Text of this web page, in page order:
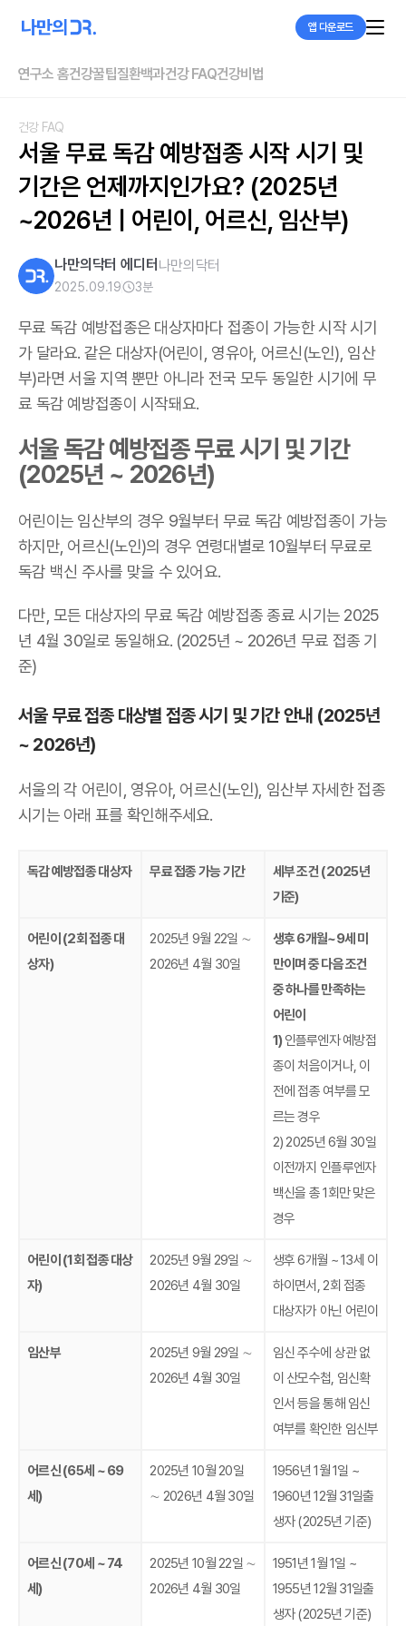
앱 다운로드
연구소 홈건강꿀팁질환백과건강 FAQ건강비법
건강 FAQ
서울 무료 독감 예방접종 시작 시기 및
기간은 언제까지인가요? (2025년
~2026년 | 어린이, 어르신, 임산부)
나만의닥터 에디터 나만의닥터
2025.09.19 3분
무료 독감 예방접종은 대상자마다 접종이 가능한 시작 시기
가 달라요. 같은 대상자(어린이, 영유아, 어르신(노인), 임산
부)라면 서울 지역 뿐만 아니라 전국 모두 동일한 시기에 무
료 독감 예방접종이 시작돼요.
서울 독감 예방접종 무료 시기 및 기간
(2025년 ~ 2026년)
어린이는 임산부의 경우 9월부터 무료 독감 예방접종이 가능
하지만, 어르신(노인)의 경우 연령대별로 10월부터 무료로
독감 백신 주사를 맞을 수 있어요.
다만, 모든 대상자의 무료 독감 예방접종 종료 시기는 2025
년 4월 30일로 동일해요. (2025년 ~ 2026년 무료 접종 기
준)
서울 무료 접종 대상별 접종 시기 및 기간 안내 (2025년
~ 2026년)
서울의 각 어린이, 영유아, 어르신(노인), 임산부 자세한 접종
시기는 아래 표를 확인해주세요.
독감 예방접종 대상자 무료 접종 가능 기간
세부 조건 (2025년
기준)
어린이 (2회 접종 대
상자)
2025년 9월 22일 ∼
2026년 4월 30일
생후 6개월~9세 미
만이며 중 다음 조건
중 하나를 만족하는
어린이
1)인플루엔자 예방접
종이 처음이거나, 이
전에 접종 여부를 모
르는 경우
2) 2025년 6월 30일
이전까지 인플루엔자
백신을 총 1회만 맞은
경우
어린이 (1회 접종 대상
자)
2025년 9월 29일 ∼
2026년 4월 30일
생후 6개월 ~ 13세 이
하이면서, 2회 접종
대상자가 아닌 어린이
임산부
2025년 9월 29일 ∼
2026년 4월 30일
임신 주수에 상관 없
이 산모수첩, 임신확
인서 등을 통해 임신
여부를 확인한 임신부
어르신 (65세 ~ 69
세)
2025년 10월 20일
∼ 2026년 4월 30일
1956년 1월 1일 ~
1960년 12월 31일출
생자 (2025년 기준)
어르신 (70세 ~ 74
세)
2025년 10월 22일 ∼
2026년 4월 30일
1951년 1월 1일 ~
1955년 12월 31일출
생자 (2025년 기준)